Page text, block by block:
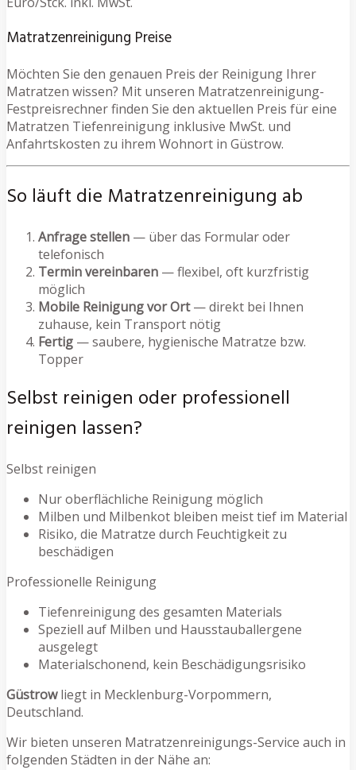
Matratzenreinigung Preise
Möchten Sie den genauen Preis der Reinigung Ihrer
Matratzen wissen? Mit unseren Matratzenreinigung-
Festpreisrechner finden Sie den aktuellen Preis für eine
Matratzen Tiefenreinigung inklusive MwSt. und
Anfahrtskosten zu ihrem Wohnort in Güstrow.
So läuft die Matratzenreinigung ab
Anfrage stellen — über das Formular oder
telefonisch
Termin vereinbaren — flexibel, oft kurzfristig
möglich
Mobile Reinigung vor Ort— direkt bei Ihnen
zuhause, kein Transport nötig
Fertig — saubere, hygienische Matratze bzw.
Topper
Selbst reinigen oder professionell
reinigen lassen?
Selbst reinigen
Nur oberflächliche Reinigung möglich
Milben und Milbenkot bleiben meist tief im Material
Risiko, die Matratze durch Feuchtigkeit zu
beschädigen
Professionelle Reinigung
Tiefenreinigung des gesamten Materials
Speziell auf Milben und Hausstauballergene
ausgelegt
Materialschonend, kein Beschädigungsrisiko
Güstrowliegt in Mecklenburg-Vorpommern,
Deutschland.
Wir bieten unseren Matratzenreinigungs-Service auch in
folgenden Städten in der Nähe an: